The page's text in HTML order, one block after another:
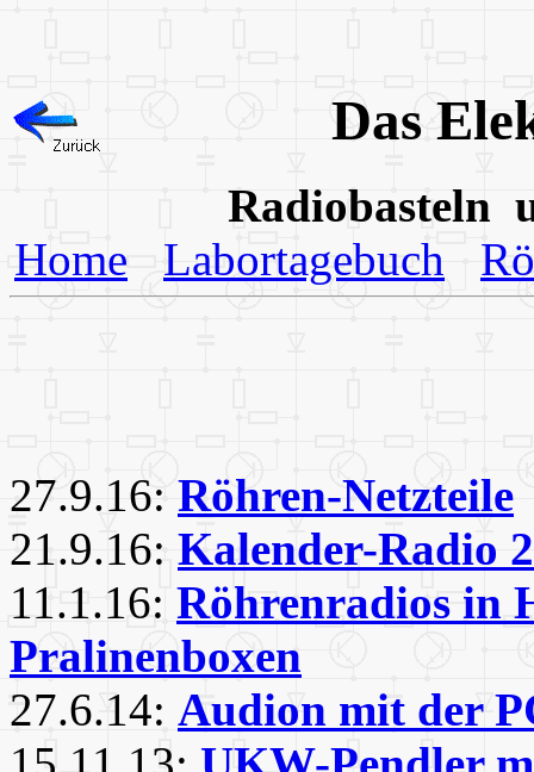
Das
Radiobasteln
Home
Labortagebuch
27.9.16: Röhren-Netzteile
21.9.16: Kalender-Radio
11.1.16: Röhrenradios in
Pralinenboxen
27.6.14: Audion mit der